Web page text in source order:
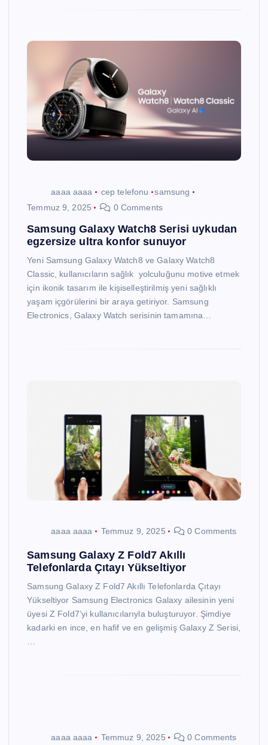
aaaa aaaa cep telefonu
samsung
Temmuz 9, 2025
0 Comments
Samsung Galaxy Watch8 Serisi uykudan
egzersize ultra konfor sunuyor
Yeni Samsung Galaxy Watch8 ve Galaxy Watch8
Classic, kullanıcıların sağlık yolculuğunu motive etmek
için ikonik tasarım ile kişiselleştirilmiş yeni sağlıklı
yaşam içgörülerini bir araya getiriyor. Samsung
Electronics, Galaxy Watch serisinin tamamına…
aaaa aaaa Temmuz 9, 2025 0 Comments
Samsung Galaxy Z Fold7 Akıllı
Telefonlarda Çıtayı Yükseltiyor
Samsung Galaxy Z Fold7 Akıllı Telefonlarda Çıtayı
Yükseltiyor Samsung Electronics Galaxy ailesinin yeni
üyesi Z Fold7’yi kullanıcılarıyla buluşturuyor. Şimdiye
kadarki en ince, en hafif ve en gelişmiş Galaxy Z Serisi,
aaaa aaaa Temmuz 9, 2025 0 Comments